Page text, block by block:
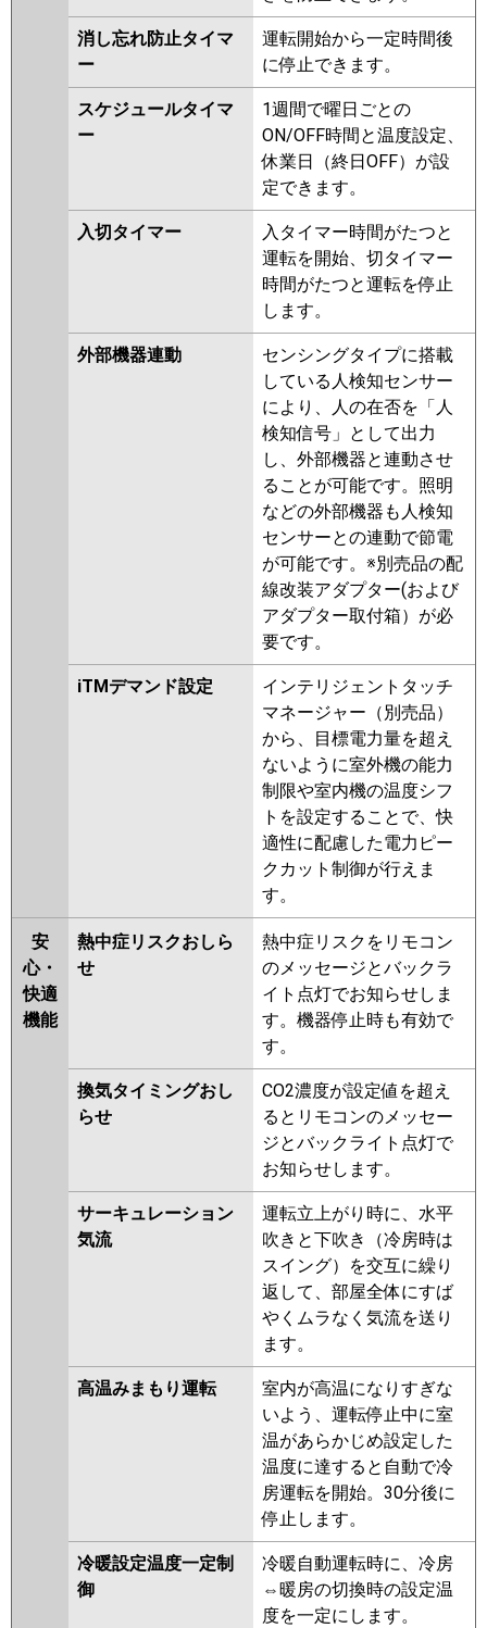
消し忘れ防止タイマ
ー
運転開始から一定時間後
に停止できます。
スケジュールタイマ
ー
1週間で曜日ごとの
ON/OFF時間と温度設定、
休業日（終日OFF）が設
定できます。
入切タイマー
入タイマー時間がたつと
運転を開始、切タイマー
時間がたつと運転を停止
します。
外部機器連動
センシングタイプに搭載
している人検知センサー
により、人の在否を「人
検知信号」として出力
し、外部機器と連動させ
ることが可能です。照明
などの外部機器も人検知
センサーとの連動で節電
が可能です。※別売品の配
線改装アダプター(および
アダプター取付箱）が必
要です。
iTMデマンド設定
インテリジェントタッチ
マネージャー（別売品）
から、目標電力量を超え
ないように室外機の能力
制限や室内機の温度シフ
トを設定することで、快
適性に配慮した電力ピー
クカット制御が行えま
す。
安
心・
快適
機能
熱中症リスクおしら
せ
熱中症リスクをリモコン
のメッセージとバックラ
イト点灯でお知らせしま
す。機器停止時も有効で
す。
換気タイミングおし
らせ
CO2濃度が設定値を超え
るとリモコンのメッセー
ジとバックライト点灯で
お知らせします。
サーキュレーション
気流
運転立上がり時に、水平
吹きと下吹き（冷房時は
スイング）を交互に繰り
返して、部屋全体にすば
やくムラなく気流を送り
ます。
高温みまもり運転
室内が高温になりすぎな
いよう、運転停止中に室
温があらかじめ設定した
温度に達すると自動で冷
房運転を開始。30分後に
停止します。
冷暖設定温度一定制
御
冷暖自動運転時に、冷房
⇔暖房の切換時の設定温
度を一定にします。